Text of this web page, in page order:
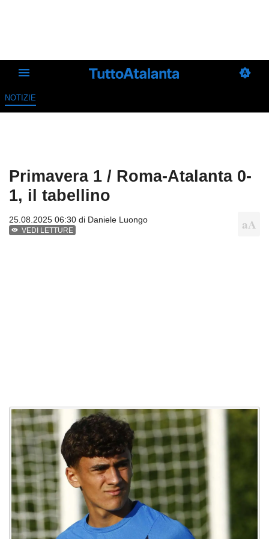
NOTIZIE
Primavera 1 / Roma-Atalanta 0-
1, il tabellino
25.08.2025 06:30 di Daniele Luongo
VEDI LETTURE